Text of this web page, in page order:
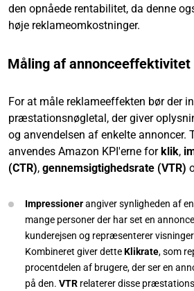
den opnåede rentabilitet, da denne
høje reklameomkostninger.
Måling af annonceeffektivitet
For at måle reklameeffekten bør der
præstationsnøgletal, der giver
og anvendelsen af enkelte annoncer.
anvendes Amazon KPI'erne for klik,
(CTR), gennemsigtighedsrate (VTR)
Impressionerangiver synligheden af
mange personer der har set en
kunderejsen og repræsenterer
Kombineret giver detteKlikrate, som
procentdelen af brugere, der ser en
på den. VTR relaterer disse